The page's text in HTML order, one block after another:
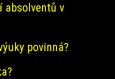
absolventů v
povinná?